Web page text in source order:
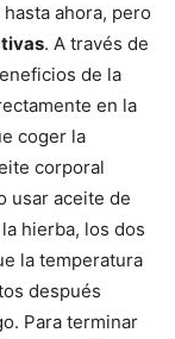
ahora, pero
. A través de
de la
en la
coger la
corporal
usar aceite de
hierba, los dos
la temperatura
después
Para terminar